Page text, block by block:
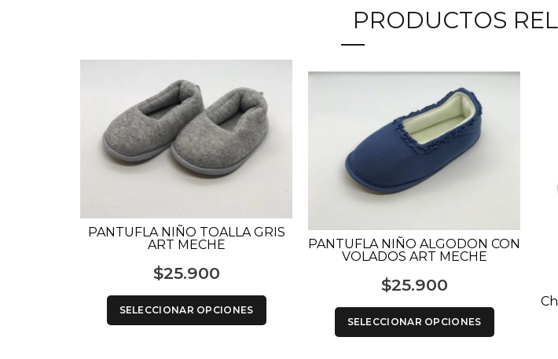
PRODUCTOS
PANTUFLA NIÑO TOALLA GRIS
ART MECHE
$25.900
SELECCIONAR OPCIONES
PANTUFLA NIÑO ALGODON CON
VOLADOS ART MECHE
$25.900
SELECCIONAR OPCIONES